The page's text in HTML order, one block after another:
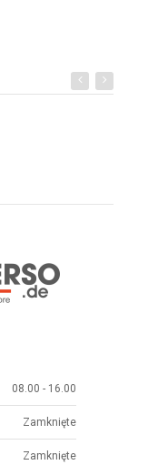
08.00 - 16.00
Zamknięte
Zamknięte